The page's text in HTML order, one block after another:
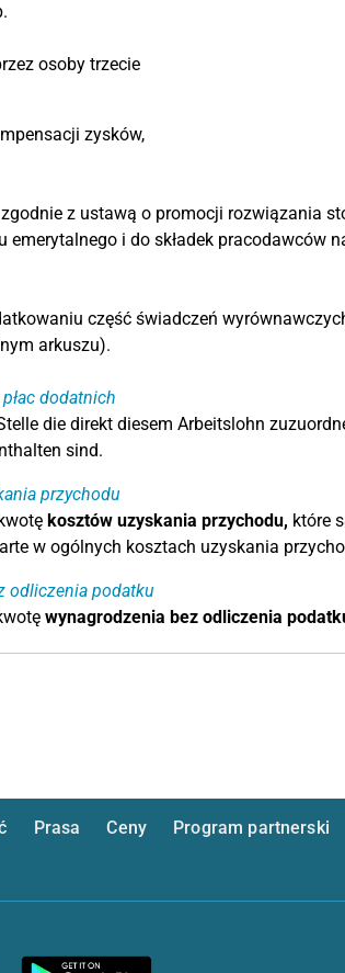
osoby trzecie
zysków,
zgodnie z ustawą o promocji rozwiązania
emerytalnego i do składek pracodawców
część świadczeń
arkuszu).
dodatnich
die direkt diesem Arbeitslohn
sind.
przychodu
kosztów uzyskania przychodu, które
w ogólnych kosztach uzyskania
odliczenia podatku
wynagrodzenia bez odliczenia
Prasa Ceny
Program partnerski